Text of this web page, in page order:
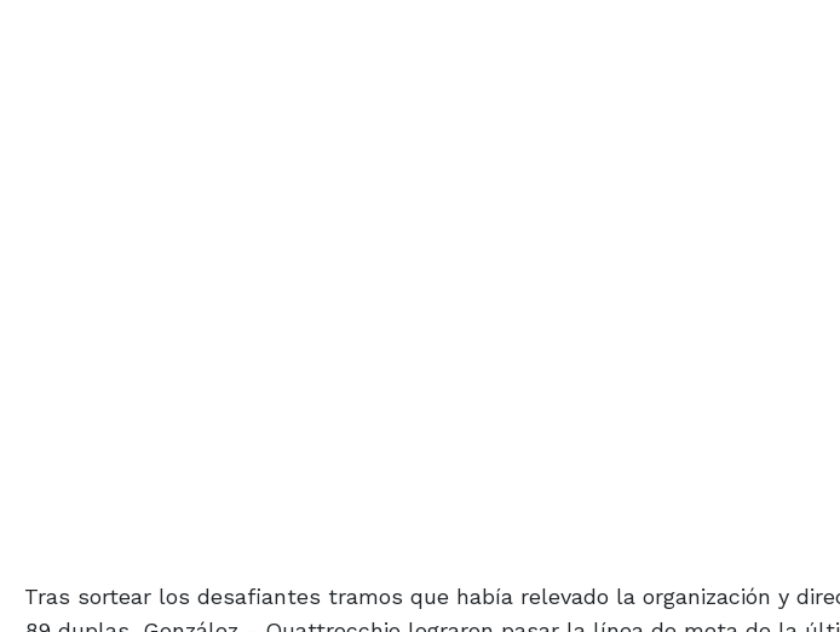
Tras sortear los desafiantes tramos que había relevado la organización y